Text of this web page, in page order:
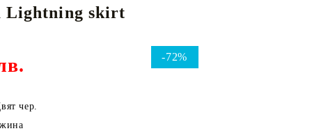
Lightning skirt
-72%
чер.